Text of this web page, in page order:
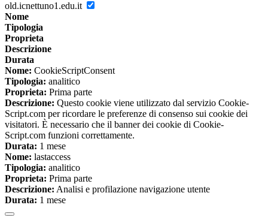
old.icnettuno1.edu.it
Nome
Tipologia
Proprieta
Descrizione
Durata
Nome: CookieScriptConsent
Tipologia: analitico
Proprieta: Prima parte
Descrizione: Questo cookie viene utilizzato dal servizio Cookie-
Script.com per ricordare le preferenze di consenso sui cookie dei
visitatori. È necessario che il banner dei cookie di Cookie-
Script.com funzioni correttamente.
Durata: 1 mese
Nome: lastaccess
Tipologia: analitico
Proprieta: Prima parte
Descrizione: Analisi e profilazione navigazione utente
Durata: 1 mese